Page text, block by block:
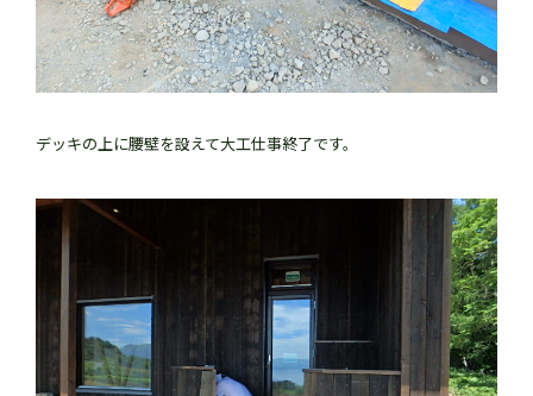
デッキの上に腰壁を設えて大工仕事終了です。